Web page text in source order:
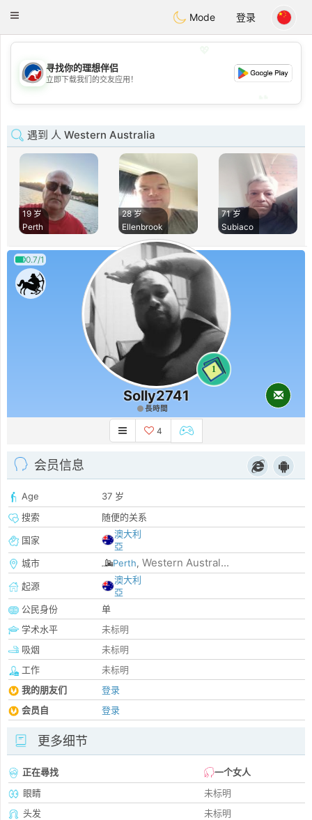
AustraliaChat
Toggle
Mode 登录
💖
💕
寻找你的理想伴侣
立即下载我们的交友应用！
遇到 人 Western Australia
19 岁
Perth
28 岁
Ellenbrook
71 岁
Subiaco
0.7/1
1
Solly2741
長時間
4
会员信息
Age
37 岁
搜索
随便的关系
国家
澳大利
亞
城市
Perth, Western Austral...
起源
澳大利
亞
公民身份
单
学术水平
未标明
吸烟
未标明
工作
未标明
我的朋友们
登录
会员自
登录
更多细节
正在尋找
一个女人
眼睛
未标明
头发
未标明